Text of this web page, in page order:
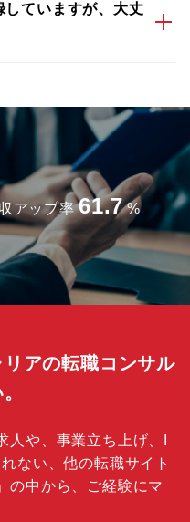
ていますが、大丈
アップ率 61.7 %
アの転職コンサル
や、事業立ち上げ、I
ない、他の転職サイト
」の中から、ご経験にマ